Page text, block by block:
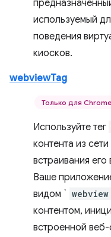
используемый
поведения
киосков.
webviewTag
Только для
Используйте тег
контента из
встраивания
Ваше
видом ` webview
контентом,
встроенной веб-